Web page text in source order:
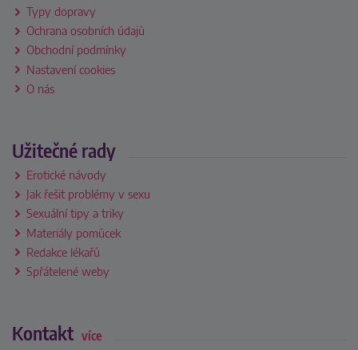
Typy dopravy
Ochrana osobních údajů
Obchodní podmínky
Nastavení cookies
O nás
Užitečné rady
Erotické návody
Jak řešit problémy v sexu
Sexuální tipy a triky
Materiály pomůcek
Redakce lékařů
Spřátelené weby
Kontakt více